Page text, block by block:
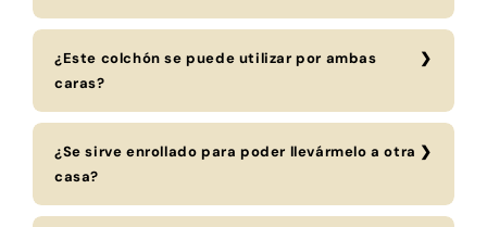
¿Este colchón se puede utilizar por ambas
caras?
¿Se sirve enrollado para poder llevármelo a otra
casa?